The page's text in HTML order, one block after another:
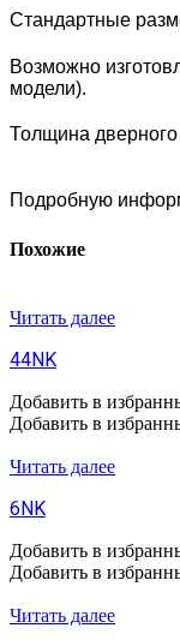
Стандартные
Возможно
модели).
Толщина
Подробную
Похожие
Читать далее
44NK
Добавить в
Добавить в
Читать далее
6NK
Добавить в
Добавить в
Читать далее